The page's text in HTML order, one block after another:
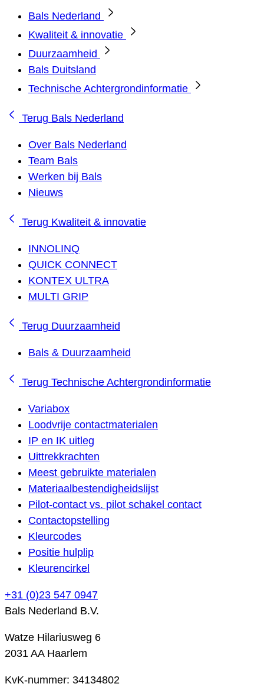
Bals Nederland
Kwaliteit & innovatie
Duurzaamheid
Bals Duitsland
Technische Achtergrondinformatie
Terug Bals Nederland
Over Bals Nederland
Team Bals
Werken bij Bals
Nieuws
Terug Kwaliteit & innovatie
INNOLINQ
QUICK CONNECT
KONTEX ULTRA
MULTI GRIP
Terug Duurzaamheid
Bals & Duurzaamheid
Terug Technische Achtergrondinformatie
Variabox
Loodvrije contactmaterialen
IP en IK uitleg
Uittrekkrachten
Meest gebruikte materialen
Materiaalbestendigheidslijst
Pilot-contact vs. pilot schakel contact
Contactopstelling
Kleurcodes
Positie hulplip
Kleurencirkel
+31 (0)23 547 0947
Bals Nederland B.V.
Watze Hilariusweg 6
2031 AA Haarlem
KvK-nummer: 34134802